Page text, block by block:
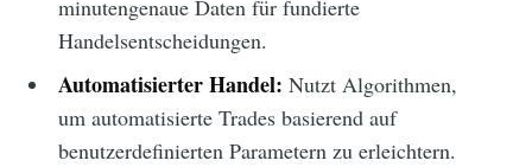
minutengenaue Daten für fundierte
Handelsentscheidungen.
Automatisierter Handel: Nutzt Algorithmen,
um automatisierte Trades basierend auf
benutzerdefinierten Parametern zu erleichtern.